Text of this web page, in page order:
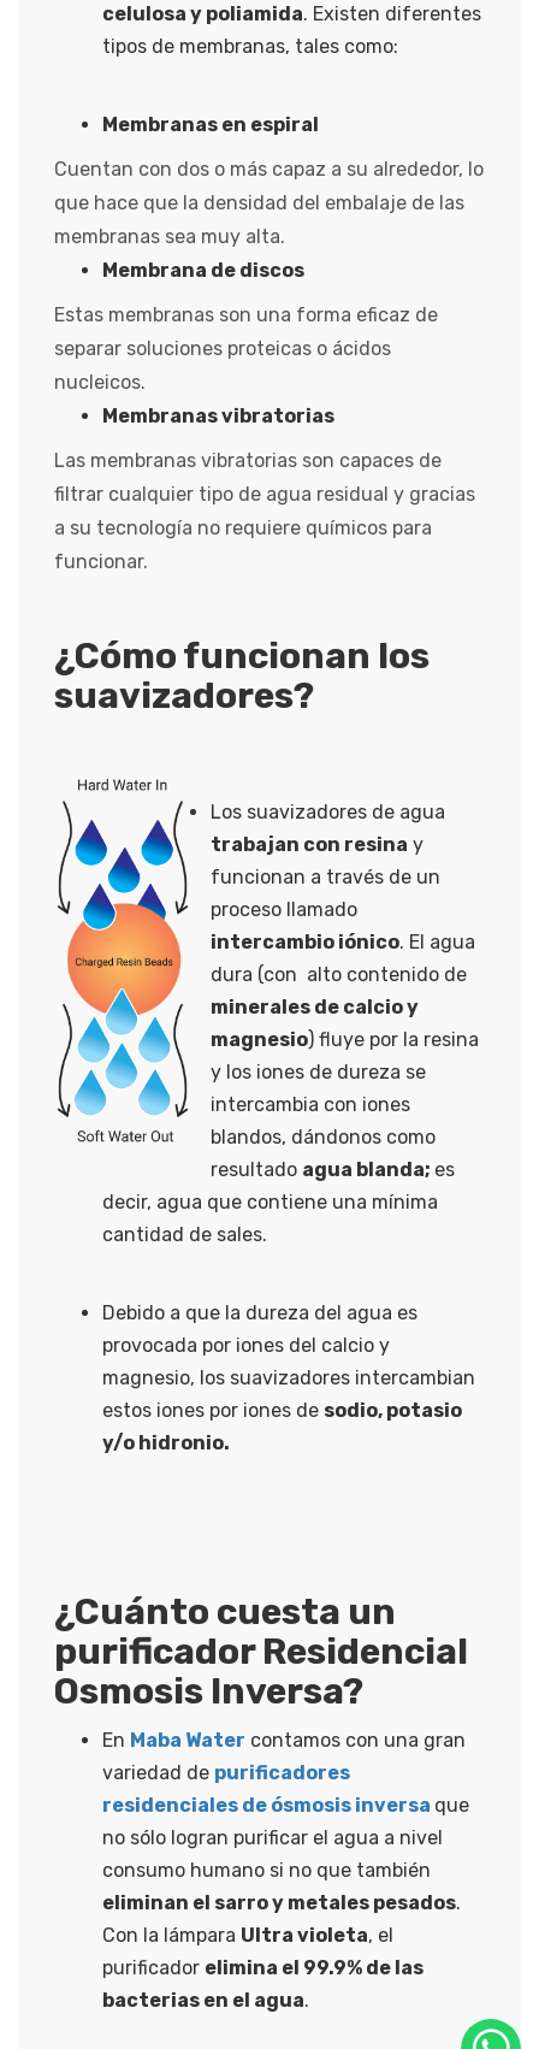
celulosa y poliamida. Existen diferentes
tipos de membranas, tales como:
Membranas en espiral
Cuentan con dos o más capaz a su alrededor, lo
que hace que la densidad del embalaje de las
membranas sea muy alta.
Membrana de discos
Estas membranas son una forma eficaz de
separar soluciones proteicas o ácidos
nucleicos.
Membranas vibratorias
Las membranas vibratorias son capaces de
filtrar cualquier tipo de agua residual y gracias
a su tecnología no requiere químicos para
funcionar.
¿Cómo funcionan los
suavizadores?
Los suavizadores de agua
trabajan con resina y
funcionan a través de un
proceso llamado
intercambio iónico. El agua
dura (con alto contenido de
minerales de calcio y
magnesio) fluye por la resina
y los iones de dureza se
intercambia con iones
blandos, dándonos como
resultado agua blanda; es
decir, agua que contiene una mínima
cantidad de sales.
Debido a que la dureza del agua es
provocada por iones del calcio y
magnesio, los suavizadores intercambian
estos iones por iones de sodio, potasio
y/o hidronio.
¿Cuánto cuesta un
purificador Residencial
Osmosis Inversa?
En Maba Water contamos con una gran
variedad de purificadores
residenciales de ósmosis inversa que
no sólo logran purificar el agua a nivel
consumo humano si no que también
eliminan el sarro y metales pesados.
Con la lámpara Ultra violeta, el
purificador elimina el 99.9% de las
bacterias en el agua.